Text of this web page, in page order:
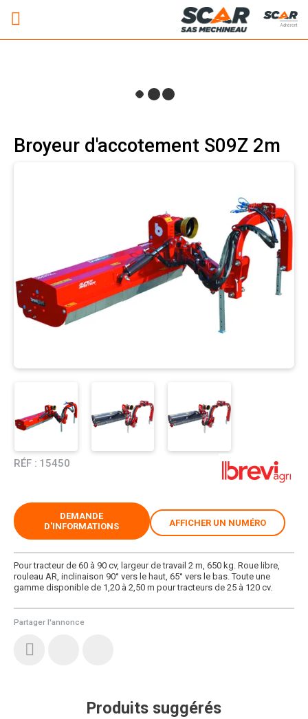
Adhérent
Broyeur d'accotement S09Z 2m
RÉF : 15450
Partager l'annonce
Pour tracteur de 60 à 90 cv, largeur de travail 2 m, 650 kg. Roue libre,
rouleau AR, inclinaison 90° vers le haut, 65° vers le bas. Toute une
gamme disponible de 1,20 à 2,50 m pour tracteurs de 25 à 120 cv.
DEMANDE
D'INFORMATIONS
AFFICHER UN NUMÉRO
Produits suggérés